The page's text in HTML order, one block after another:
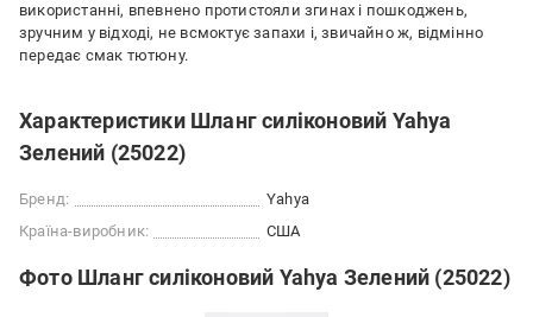
використанні, впевнено протистояли згинах і пошкоджень,
зручним у відході, не всмоктує запахи і, звичайно ж, відмінно
передає смак тютюну.
Характеристики Шланг силіконовий Yahya
Зелений (25022)
Бренд:
Yahya
Країна-виробник:
США
Фото Шланг силіконовий Yahya Зелений (25022)